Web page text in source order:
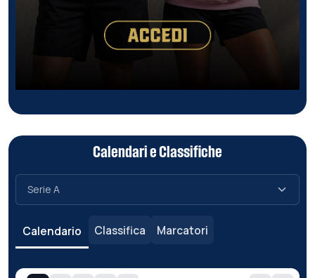
Calendari e Classifiche
Calendario Classifica Marcatori